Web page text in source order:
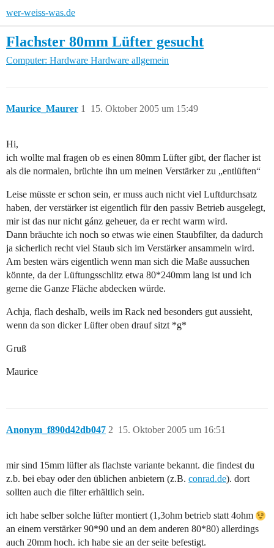
wer-weiss-was.de
Flachster 80mm Lüfter gesucht
Computer: Hardware Hardware allgemein
Maurice_Maurer 15. Oktober 2005 um 15:49
1
Hi,
ich wollte mal fragen ob es einen 80mm Lüfter gibt, der flacher ist
als die normalen, brüchte ihn um meinen Verstärker zu „entlüften“
Leise müsste er schon sein, er muss auch nicht viel Luftdurchsatz
haben, der verstärker ist eigentlich für den passiv Betrieb ausgelegt,
mir ist das nur nicht gánz geheuer, da er recht warm wird.
Dann bräuchte ich noch so etwas wie einen Staubfilter, da dadurch
ja sicherlich recht viel Staub sich im Verstärker ansammeln wird.
Am besten wärs eigentlich wenn man sich die Maße aussuchen
könnte, da der Lüftungsschlitz etwa 80*240mm lang ist und ich
gerne die Ganze Fläche abdecken würde.
Achja, flach deshalb, weils im Rack ned besonders gut aussieht,
wenn da son dicker Lüfter oben drauf sitzt *g*
Gruß
Maurice
Anonym_f890d42db047 15. Oktober 2005 um 16:51
2
mir sind 15mm lüfter als flachste variante bekannt. die findest du
z.b. bei ebay oder den üblichen anbietern (z.B. conrad.de). dort
sollten auch die filter erhältlich sein.
ich habe selber solche lüfter montiert (1,3ohm betrieb statt 4ohm
an einem verstärker 90*90 und an dem anderen 80*80) allerdings
auch 20mm hoch. ich habe sie an der seite befestigt.